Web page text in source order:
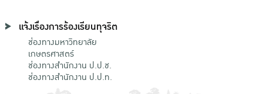
แจ้งเรื่องการร้องเรียนทุจริต
ช่องทางมหาวิทยาลัย
เกษตรศาสตร์
ช่องทางสำนักงาน ป.ป.ช.
ช่องทางสำนักงาน ป.ป.ท.